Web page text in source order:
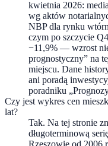
kwietnia 2026:
wg aktów
NBP dla rynku
czym po szczycie
−11,9% — wzrost
prognostyczny” na
miejscu. Dane
ani poradą
poradniku
Czy jest wykres cen
lat?
Tak. Na tej stronie
długoterminową
Rzeszowie od 2006